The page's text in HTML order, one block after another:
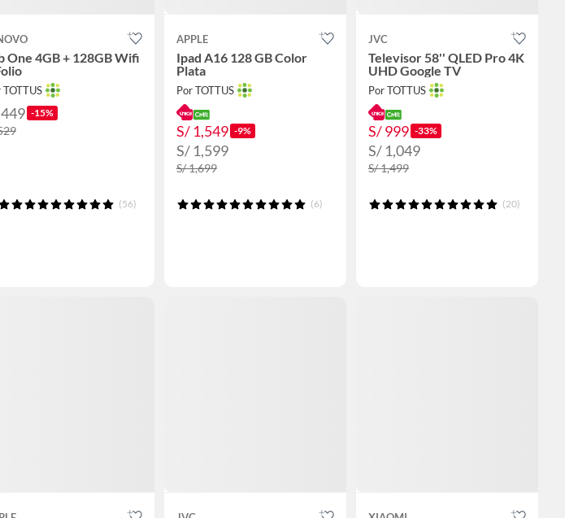
One 4GB + 128GB Wifi
TOTTUS
-15%
(56)
APPLE
Ipad A16 128 GB Color
Plata
Por TOTTUS
S/ 1,549 -9%
S/ 1,599
S/ 1,699
(6)
JVC
Televisor 58'' QLED Pro 4K
UHD Google TV
Por TOTTUS
S/ 999 -33%
S/ 1,049
S/ 1,499
(20)